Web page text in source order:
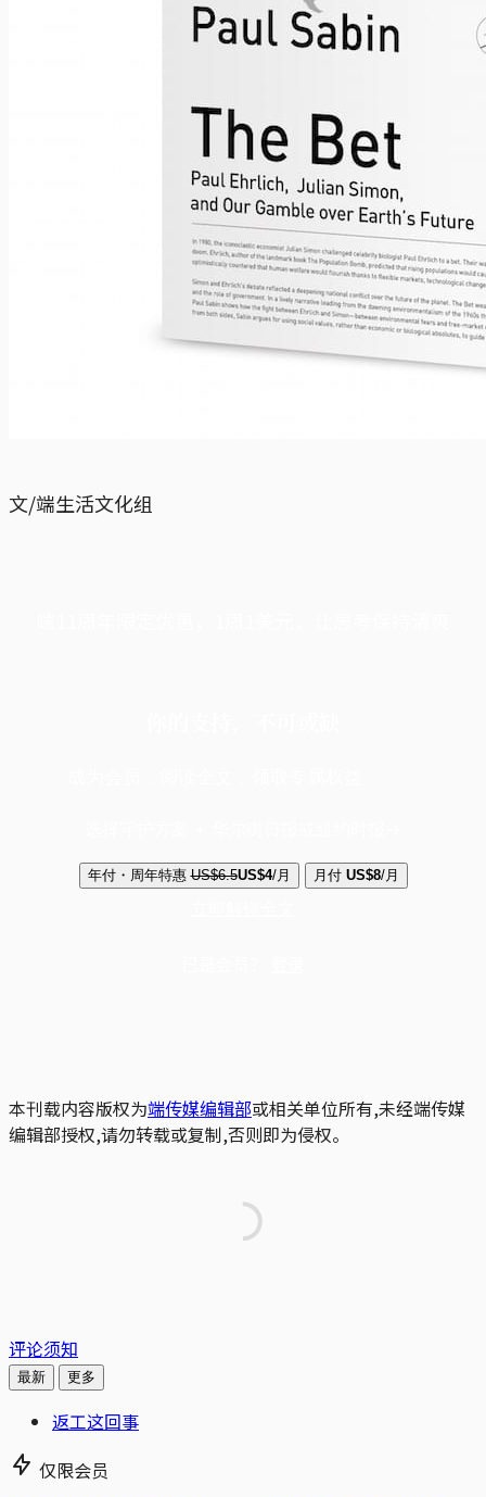
文/端生活文化组
年付・周年特惠 US$6.5US$4/月 月付 US$8/月
本刊载内容版权为端传媒编辑部或相关单位所有,未经端传媒
编辑部授权,请勿转载或复制,否则即为侵权。
评论须知
最新 更多
返工这回事
仅限会员